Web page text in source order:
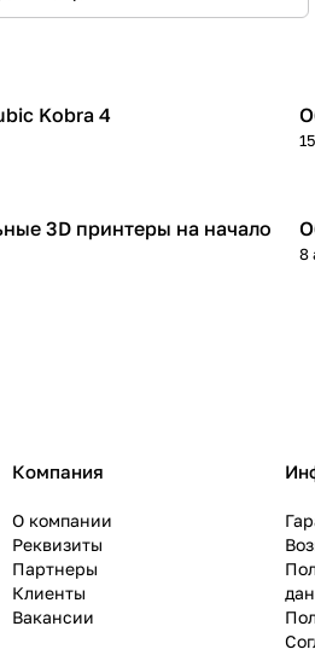
Kobra 4
3D принтеры на начало
8
Компания
О компании
Реквизиты
Партнеры
Клиенты
Вакансии